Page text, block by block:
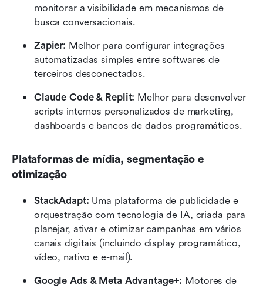
monitorar a visibilidade em mecanismos de
busca conversacionais.
Zapier: Melhor para configurar integrações
automatizadas simples entre softwares de
terceiros desconectados.
Claude Code & Replit: Melhor para desenvolver
scripts internos personalizados de marketing,
dashboards e bancos de dados programáticos.
Plataformas de mídia, segmentação e
otimização
StackAdapt: Uma plataforma de publicidade e
orquestração com tecnologia de IA, criada para
planejar, ativar e otimizar campanhas em vários
canais digitais (incluindo display programático,
vídeo, nativo e e-mail).
Google Ads & Meta Advantage+: Motores de